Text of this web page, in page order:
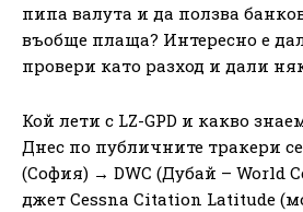
пипа валута и да ползва
въобще плаща? Интересно е
провери като разход и дали
Кой лети с LZ-GPD и какво
Днес по публичните тракери
(София) → DWC (Дубай – World
джет Cessna Citation Latitude